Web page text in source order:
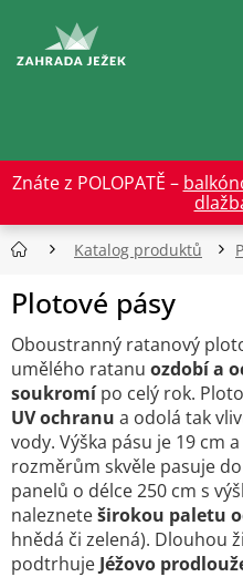
obsah
Znáte z POLOPATĚ –
Katalog produktů
Plotové pásy
Oboustranný ratanový
umělého ratanu ozdobía
soukromípo celý rok.
UV ochranu a odolá tak
vody. Výška pásu je 19 cm
rozměrům skvěle pasuje
panelů o délce 250 cm s
nalezneteširokou paletu
hnědá či zelená). Dlouhou
podtrhuje Jéžovo